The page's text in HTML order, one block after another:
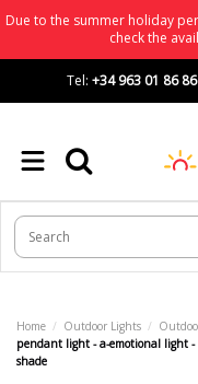
Due to the summer holiday
check the
Tel: +34 963 01 86 86
Home Outdoor Lights
pendant light - a-emotional light -
shade